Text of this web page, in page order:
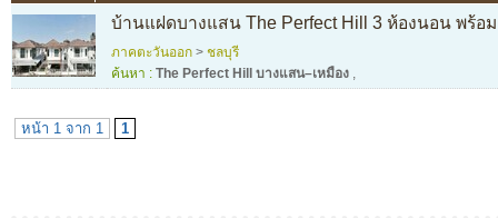
บ้านแฝดบางแสน The Perfect Hill 3 ห้องนอน พร้อ
ภาคตะวันออก > ชลบุรี
ค้นหา : The Perfect Hill บางแสน–เหมือง ,
หน้า 1 จาก 1 1